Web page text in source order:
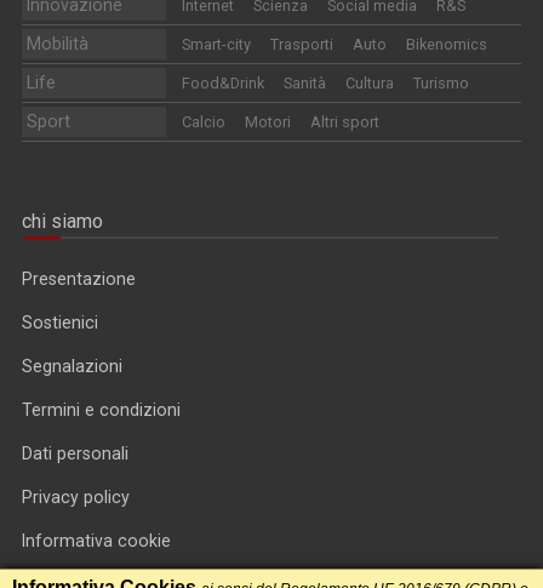
Innovazione Internet Scienza Social media R&S
Mobilità Smart-city Trasporti Auto Bikenomics
Life Food&Drink Sanità Cultura Turismo
Sport Calcio Motori Altri sport
chi siamo
Presentazione
Sostienici
Segnalazioni
Termini e condizioni
Dati personali
Privacy policy
Informativa cookie